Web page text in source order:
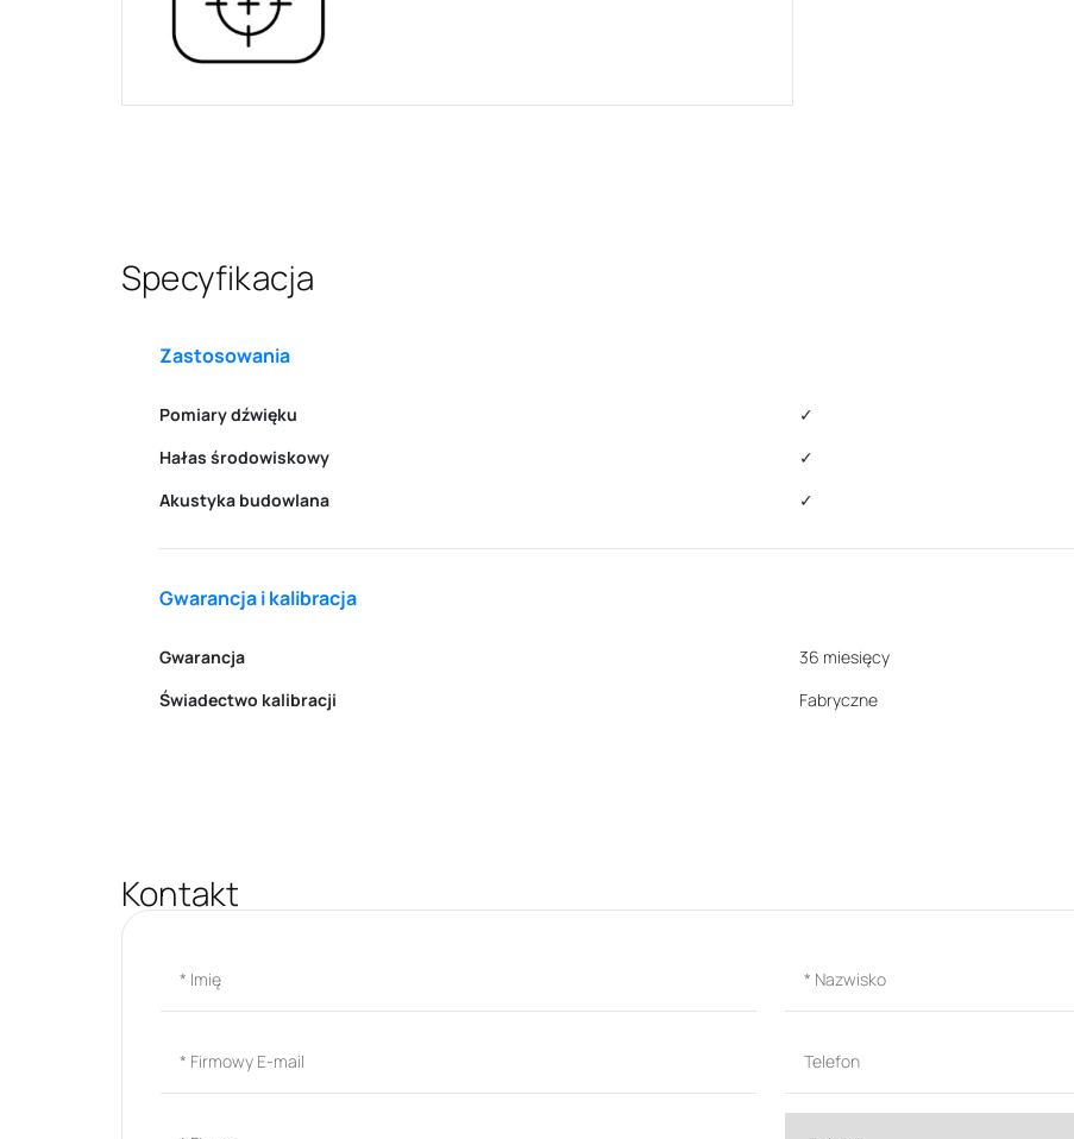
Specyfikacja
Zastosowania
Pomiary dźwięku
✓
Hałas środowiskowy
✓
Akustyka budowlana
✓
Gwarancja i kalibracja
Gwarancja
36 miesięcy
Świadectwo kalibracji
Fabryczne
Kontakt